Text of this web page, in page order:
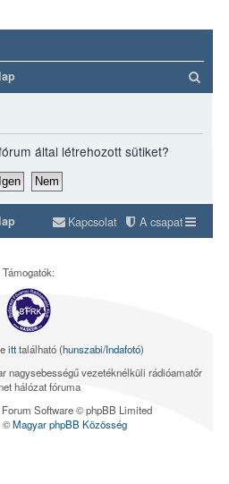
által létrehozott sütiket?
A csapat
Kapcsolat
Támogatók:
itttalálható (hunszabi/Indafotó)
nagysebességű vezetéknélküli rádióamatőr
hálózat fóruma
Software © phpBB Limited
©Magyar phpBB Közösség